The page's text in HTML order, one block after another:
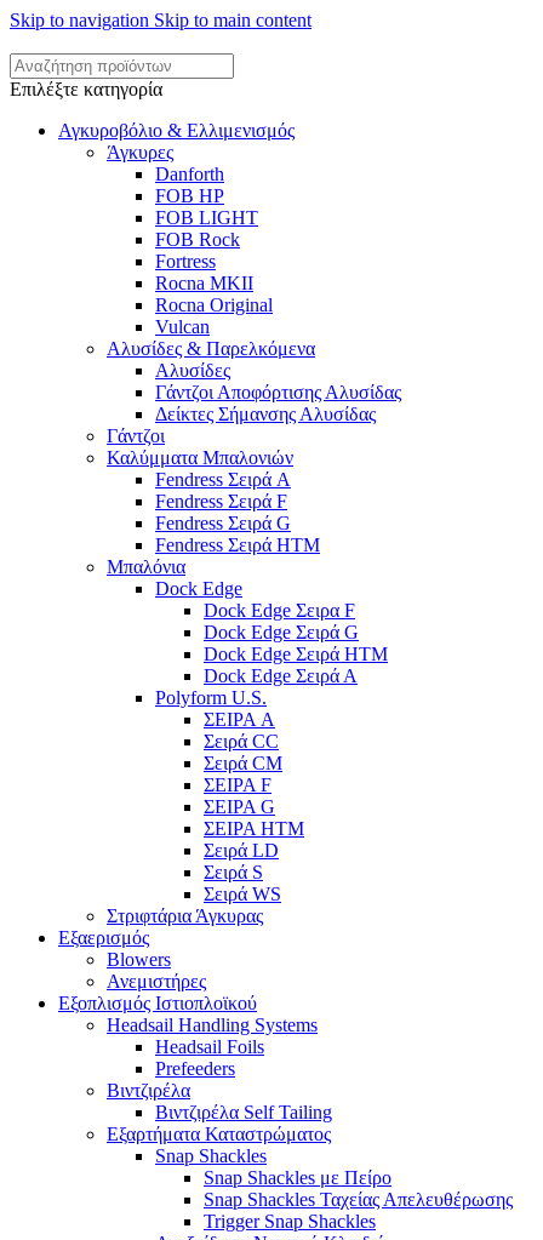
Skip to navigation Skip to main content
Επιλέξτε κατηγορία
Αγκυροβόλιο & Ελλιμενισμός
Άγκυρες
Danforth
FOB HP
FOB LIGHT
FOB Rock
Fortress
Rocna MKII
Rocna Original
Vulcan
Αλυσίδες & Παρελκόμενα
Αλυσίδες
Γάντζοι Αποφόρτισης Αλυσίδας
Δείκτες Σήμανσης Αλυσίδας
Γάντζοι
Καλύμματα Μπαλονιών
Fendress Σειρά A
Fendress Σειρά F
Fendress Σειρά G
Fendress Σειρά HTM
Μπαλόνια
Dock Edge
Dock Edge Σειρα F
Dock Edge Σειρά G
Dock Edge Σειρά HTM
Dock Edge Σειρά Α
Polyform U.S.
ΣΕΙΡΑ A
Σειρά CC
Σειρά CM
ΣΕΙΡΑ F
ΣΕΙΡΑ G
ΣΕΙΡΑ HTM
Σειρά LD
Σειρά S
Σειρά WS
Στριφτάρια Άγκυρας
Εξαερισμός
Blowers
Ανεμιστήρες
Εξοπλισμός Ιστιοπλοϊκού
Headsail Handling Systems
Headsail Foils
Prefeeders
Βιντζιρέλα
Βιντζιρέλα Self Tailing
Εξαρτήματα Καταστρώματος
Snap Shackles
Snap Shackles με Πείρο
Snap Shackles Ταχείας Απελευθέρωσης
Trigger Snap Shackles